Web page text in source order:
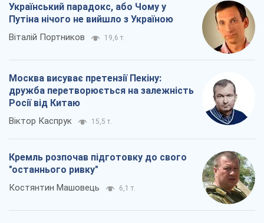
Український парадокс, або Чому у
Путіна нічого не вийшло з Україною
Віталій Портников 19,6 т.
Москва висуває претензії Пекіну:
дружба перетворюється на залежність
Росії від Китаю
Віктор Каспрук 15,5 т.
Кремль розпочав підготовку до свого
"останнього ривку"
Костянтин Машовець 6,1 т.